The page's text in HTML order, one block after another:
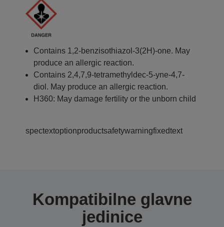
Contains 1,2-benzisothiazol-3(2H)-one. May
produce an allergic reaction.
Contains 2,4,7,9-tetramethyldec-5-yne-4,7-
diol. May produce an allergic reaction.
H360: May damage fertility or the unborn child
spectextoptionproductsafetywarningfixedtext
Kompatibilne glavne
jedinice